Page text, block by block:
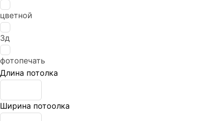
цветной
3д
фотопечать
Длина потолка
Ширина потоолка